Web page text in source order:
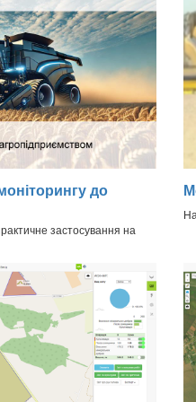
до
застосування на